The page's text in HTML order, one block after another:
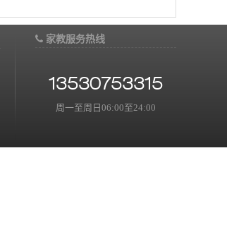
家教服务热线
13530753315
周一至周日06:00至24:00